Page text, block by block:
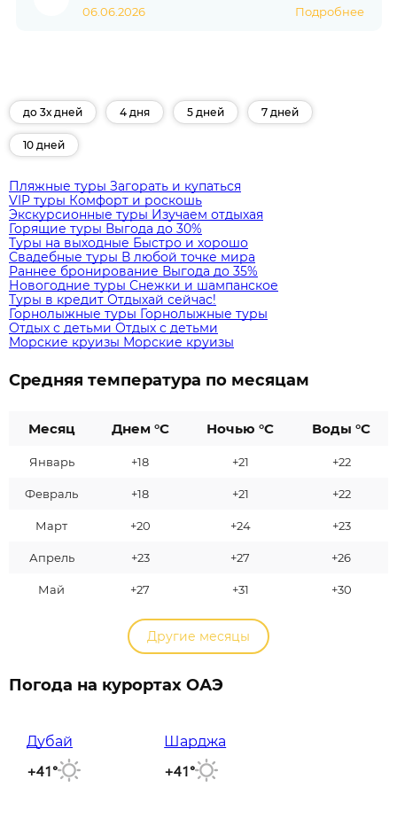
06.06.2026 Подробнее
до 3х дней 4 дня 5 дней 7 дней
10 дней
Пляжные туры Загорать и купаться
VIP туры Комфорт и роскошь
Экскурсионные туры Изучаем отдыхая
Горящие туры Выгода до 30%
Туры на выходные Быстро и хорошо
Свадебные туры В любой точке мира
Раннее бронирование Выгода до 35%
Новогодние туры Снежки и шампанское
Туры в кредит Отдыхай сейчас!
Горнолыжные туры Горнолыжные туры
Отдых с детьми Отдых с детьми
Морские круизы Морские круизы
Средняя температура по месяцам
Месяц Днем °C Ночью °C Воды °C
Январь +18 +21 +22
Февраль +18 +21 +22
Март +20 +24 +23
Апрель +23 +27 +26
Май +27 +31 +30
Другие месяцы
Погода на курортах ОАЭ
Дубай
+41°
Шарджа
+41°